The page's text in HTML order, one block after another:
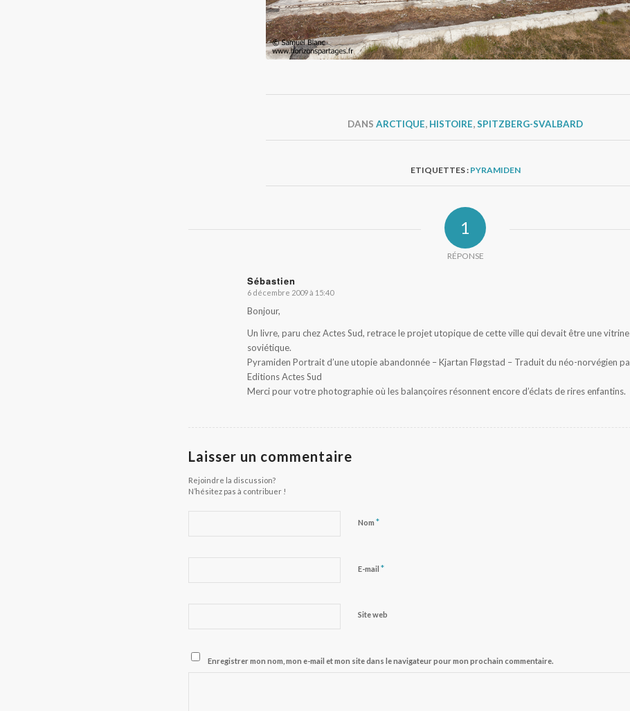
DANS ARCTIQUE, HISTOIRE,SPITZBERG-SVALBARD
ETIQUETTES : PYRAMIDEN
1
RÉPONSE
Sébastien
dit
6 décembre 2009 à 15:40
Bonjour,
Un livre, paru chez Actes Sud, retrace le projet utopique de cette ville qui devait être une
soviétique.
Pyramiden Portrait d’une utopie abandonnée – Kjartan Fløgstad – Traduit du néo-norvégien
Editions Actes Sud
Merci pour votre photographie où les balançoires résonnent encore d’éclats de rires enfantins.
Laisser un commentaire
Rejoindre la discussion?
N’hésitez pas à contribuer !
Nom *
E-mail *
Site web
Enregistrer mon nom, mon e-mail et mon site dans le navigateur pour mon prochain commentaire.